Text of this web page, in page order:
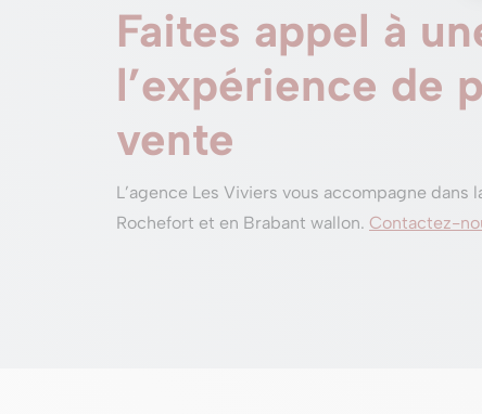
Faites appel à
l’expérience de
vente
L’agence Les Viviers vous accompagne dans
Rochefort et en Brabant wallon. Contactez-